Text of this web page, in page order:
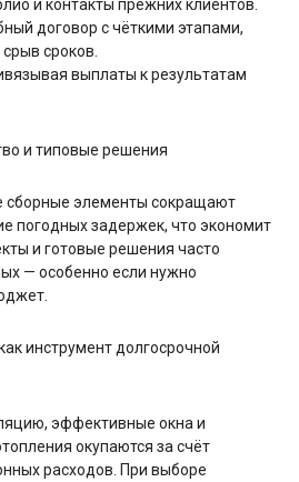
и контакты прежних клиентов.
договор с чёткими этапами,
сроков.
выплаты к результатам
и типовые решения
сборные элементы сокращают
погодных задержек, что экономит
и готовые решения часто
— особенно если нужно
инструмент долгосрочной
эффективные окна и
окупаются за счёт
расходов. При выборе